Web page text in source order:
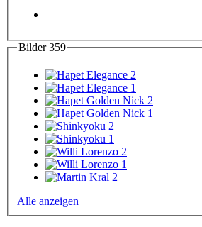
Bilder359
Alle anzeigen